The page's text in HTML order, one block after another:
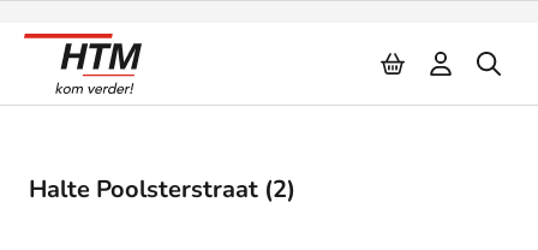
Halte Poolsterstraat (2)